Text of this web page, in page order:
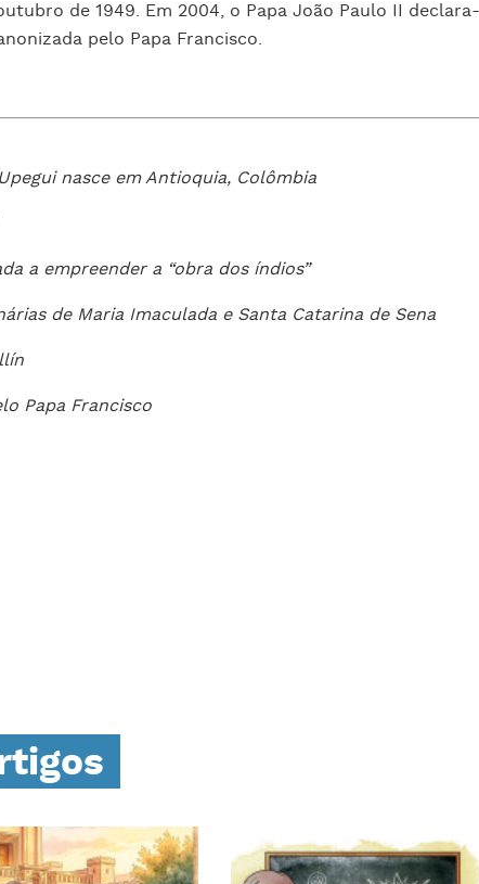
de 1949. Em 2004, o Papa João Paulo II
pelo Papa Francisco.
nasce em Antioquia, Colômbia
a empreender a “obra dos índios”
de Maria Imaculada e Santa Catarina de Sena
Papa Francisco